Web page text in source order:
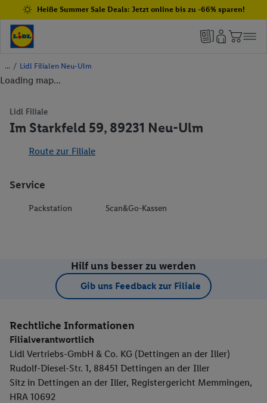
Heiße Summer Sale Deals: Jetzt online bis zu -66% sparen!
/ Lidl Filialen Neu-Ulm
Loading map...
Lidl Filiale
Im Starkfeld 59, 89231 Neu-Ulm
Route zur Filiale
Service
Packstation Scan&Go-Kassen
Hilf uns besser zu werden
Gib uns Feedback zur Filiale
Rechtliche Informationen
Filialverantwortlich
Lidl Vertriebs-GmbH & Co. KG (Dettingen an der Iller)
Rudolf-Diesel-Str. 1, 88451 Dettingen an der Iller
Sitz in Dettingen an der Iller, Registergericht Memmingen,
HRA 10692